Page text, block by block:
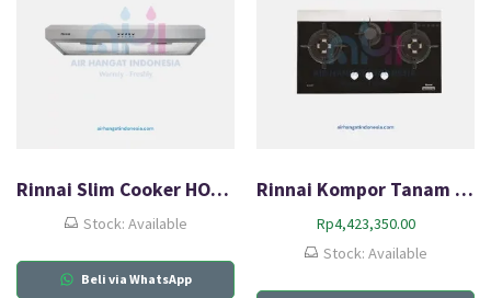
Rinnai Slim Cooker HOOD RH-127SS
Stock: Available
Beli via WhatsApp
Rinnai Kompor Tanam Gas (HOB) RB-7513D(G)
Rp4,423,350.00
Stock: Available